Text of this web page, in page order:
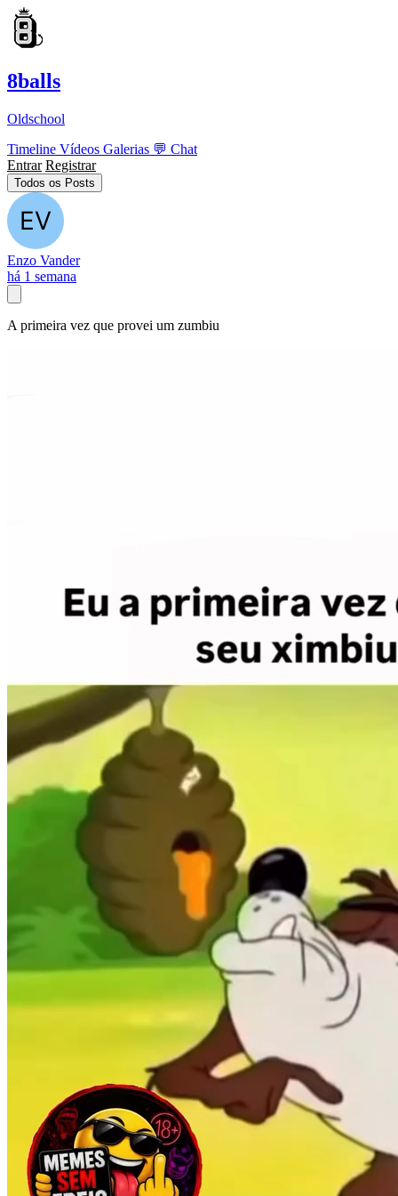
8balls
Oldschool
Timeline Vídeos Galerias 💬 Chat
Entrar Registrar
Todos os Posts
Enzo Vander
há 1 semana
A primeira vez que provei um zumbiu